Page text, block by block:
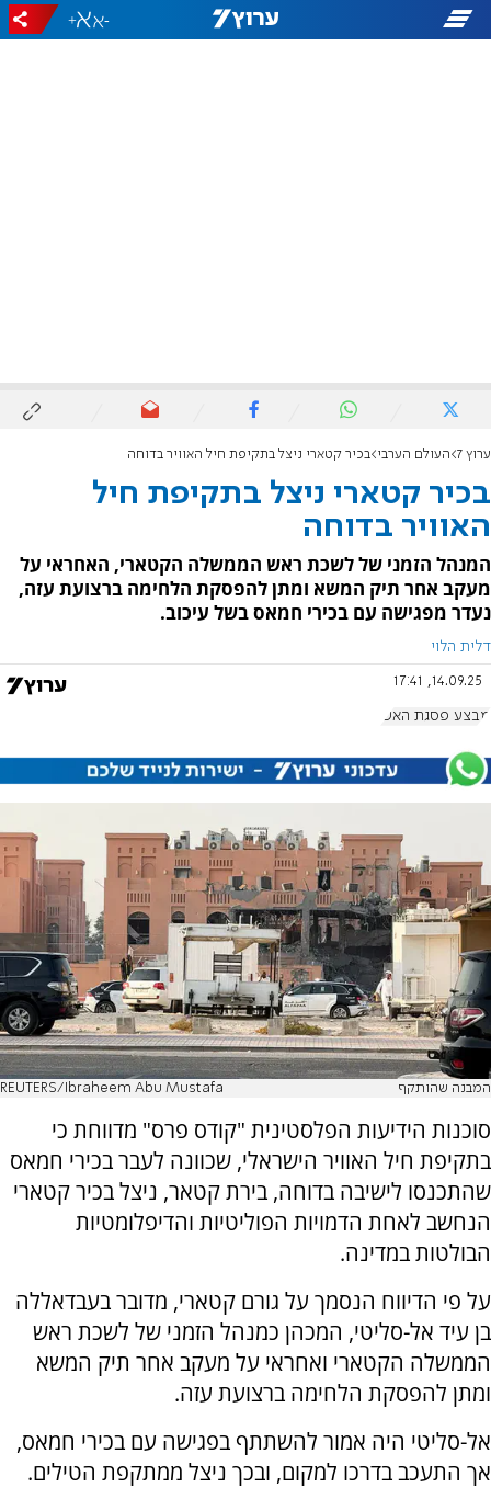
-
+
ערוץ 7 העולם הערבי בכיר קטארי ניצל בתקיפת חיל האוויר בדוחה
בכיר קטארי ניצל בתקיפת חיל
האוויר בדוחה
המנהל הזמני של לשכת ראש הממשלה הקטארי, האחראי על
מעקב אחר תיק המשא ומתן להפסקת הלחימה ברצועת עזה,
נעדר מפגישה עם בכירי חמאס בשל עיכוב.
דלית הלוי
14.09.25, 17:41
מבצע פסגת האש
המבנה שהותקף REUTERS/Ibraheem Abu Mustafa
סוכנות הידיעות הפלסטינית "קודס פרס" מדווחת כי
בתקיפת חיל האוויר הישראלי, שכוונה לעבר בכירי חמאס
שהתכנסו לישיבה בדוחה, בירת קטאר, ניצל בכיר קטארי
הנחשב לאחת הדמויות הפוליטיות והדיפלומטיות
הבולטות במדינה.
על פי הדיווח הנסמך על גורם קטארי, מדובר בעבדאללה
בן עיד אל-סליטי, המכהן כמנהל הזמני של לשכת ראש
הממשלה הקטארי ואחראי על מעקב אחר תיק המשא
ומתן להפסקת הלחימה ברצועת עזה.
אל-סליטי היה אמור להשתתף בפגישה עם בכירי חמאס,
אך התעכב בדרכו למקום, ובכך ניצל ממתקפת הטילים.